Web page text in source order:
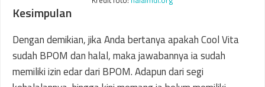
Kesimpulan
Dengan demikian, jika Anda bertanya apakah Cool Vita
sudah BPOM dan halal, maka jawabannya ia sudah
memiliki izin edar dari BPOM. Adapun dari segi